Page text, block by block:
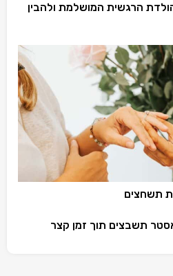
הרגשית המושלמת ולהבין
תשחצים
תשבצים תוך זמן קצר